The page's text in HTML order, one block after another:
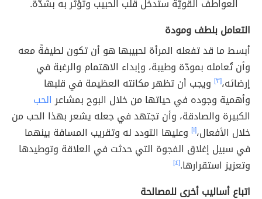
العواطف القويّة ستدخل قلب الحبيب وتؤثر به بشدّة.
التعامل بلطف ومودة
أبسط ما قد تفعله المرأة لحبيبها هو أن تكون لطيفةً معه
وأن تُعامله بمودّة وطيبة، وإبداء الاهتمام والرغبة في
إرضائه،[٣]
ويجب أن تظهر مكانته العظيمة في قلبها
وأهمية وجوده في حياتها من خلال البوح بمشاعرالحب
الكبيرة والصادقة، وأن تجتهد في جعله يشعر بهذا الحب من
خلال الأفعال،[١] وعليها التودد له وتقريب المسافة بينهما
في سبيل إغلاق الفجوة التي حدثت في العلاقة وتوطيدها
وتعزيز استقرارها.[٤]
اتباع أساليب أخرى للمصالحة